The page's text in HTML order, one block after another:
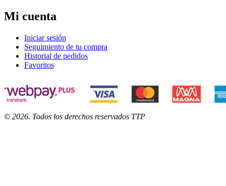
Mi cuenta
Iniciar sesión
Seguimiento de tu compra
Historial de pedidos
Favoritos
© 2026. Todos los derechos reservados TTP